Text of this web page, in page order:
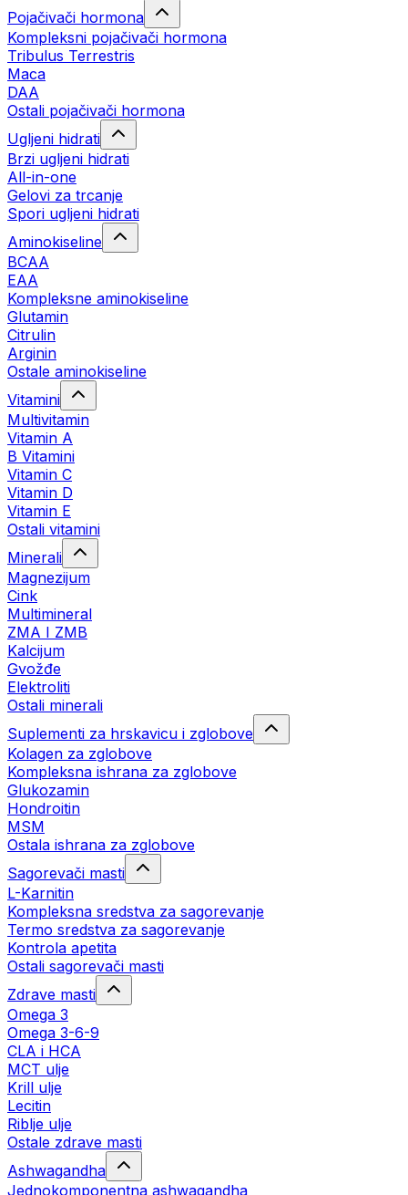
Pojačivači hormona
Kompleksni pojačivači hormona
Tribulus Terrestris
Maca
DAA
Ostali pojačivači hormona
Ugljeni hidrati
Brzi ugljeni hidrati
All-in-one
Gelovi za trcanje
Spori ugljeni hidrati
Aminokiseline
BCAA
ЕАА
Kompleksne aminokiseline
Glutamin
Citrulin
Arginin
Ostale aminokiseline
Vitamini
Multivitamin
Vitamin A
B Vitamini
Vitamin C
Vitamin D
Vitamin E
Ostali vitamini
Minerali
Magnezijum
Cink
Multimineral
ZMA I ZMB
Kalcijum
Gvožđe
Elektroliti
Ostali minerali
Suplementi za hrskavicu i zglobove
Kolagen za zglobove
Kompleksna ishrana za zglobove
Glukozamin
Hondroitin
MSM
Ostala ishrana za zglobove
Sagorevači masti
L-Karnitin
Kompleksna sredstva za sagorevanje
Termo sredstva za sagorevanje
Kontrola apetita
Ostali sagorevači masti
Zdrave masti
Omega 3
Omega 3-6-9
CLA i HCA
MCT ulje
Krill ulje
Lecitin
Riblje ulje
Ostale zdrave masti
Ashwagandha
Jednokomponentna ashwagandha